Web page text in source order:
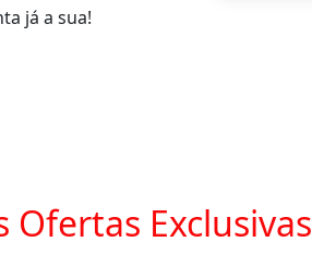
já a sua!
Ofertas Exclusivas